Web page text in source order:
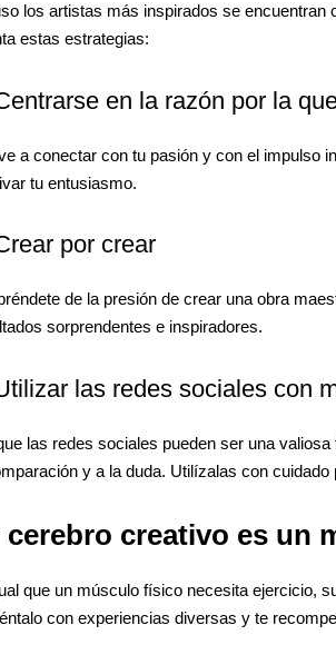
los artistas más inspirados se
estas estrategias:
en la razón por la
a conectar con tu pasión y con el impulso
tu entusiasmo.
por crear
de la presión de crear una obra
sorprendentes e inspiradores.
las redes sociales con
las redes sociales pueden ser una
y a la duda. Utilízalas con
cerebro creativo es un
que un músculo físico necesita ejercicio,
con experiencias diversas y te